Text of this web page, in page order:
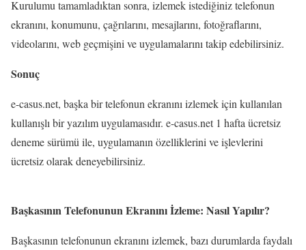
Kurulumu tamamladıktan sonra, izlemek istediğiniz telefonun
ekranını, konumunu, çağrılarını, mesajlarını, fotoğraflarını,
videolarını, web geçmişini ve uygulamalarını takip edebilirsiniz.
Sonuç
e-casus.net, başka bir telefonun ekranını izlemek için kullanılan
kullanışlı bir yazılım uygulamasıdır. e-casus.net 1 hafta ücretsiz
deneme sürümü ile, uygulamanın özelliklerini ve işlevlerini
ücretsiz olarak deneyebilirsiniz.
Başkasının Telefonunun Ekranını İzleme: Nasıl Yapılır?
Başkasının telefonunun ekranını izlemek, bazı durumlarda faydalı